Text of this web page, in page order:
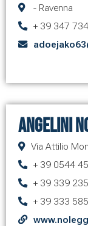
- Ravenna
+ 39 347
Angelini
Via Attilio
+ 39 0544
+ 39 339
+ 39 333